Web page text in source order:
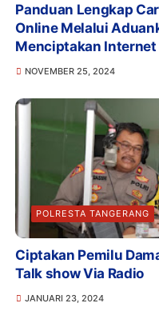
Panduan Lengkap
Online Melalui
Menciptakan
NOVEMBER 25, 2024
POLRESTA TANGERANG
Ciptakan Pemilu
Talk show Via Radio
JANUARI 23, 2024